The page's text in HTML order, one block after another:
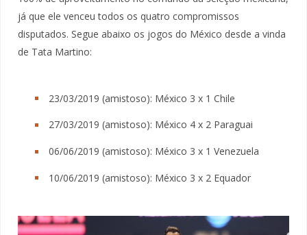
já que ele venceu todos os quatro compromissos
disputados. Segue abaixo os jogos do México desde a vinda
de Tata Martino:
23/03/2019 (amistoso): México 3 x 1 Chile
27/03/2019 (amistoso): México 4 x 2 Paraguai
06/06/2019 (amistoso): México 3 x 1 Venezuela
10/06/2019 (amistoso): México 3 x 2 Equador